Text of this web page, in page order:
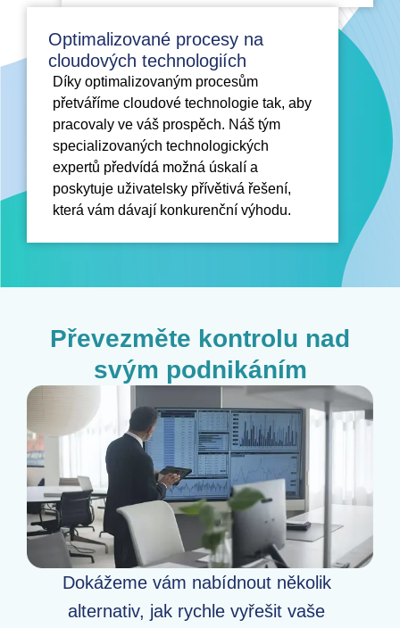
Optimalizované procesy na
cloudových technologiích
Díky optimalizovaným procesům
přetváříme cloudové technologie tak, aby
pracovaly ve váš prospěch. Náš tým
specializovaných technologických
expertů předvídá možná úskalí a
poskytuje uživatelsky přívětivá řešení,
která vám dávají konkurenční výhodu.
Převezměte kontrolu nad
svým podnikáním
Dokážeme vám nabídnout několik
alternativ, jak rychle vyřešit vaše